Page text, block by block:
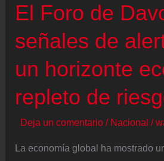
Ecuador
El Foro de
señales de
un horizonte
repleto de
Deja un comentario / Nacional /
La economía global ha mostrado